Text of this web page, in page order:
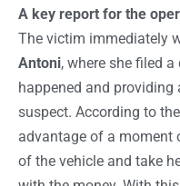
A key report for the
The victim immediately
Antoni, where she filed
happened and
suspect. According to
advantage of a moment
of the vehicle and take